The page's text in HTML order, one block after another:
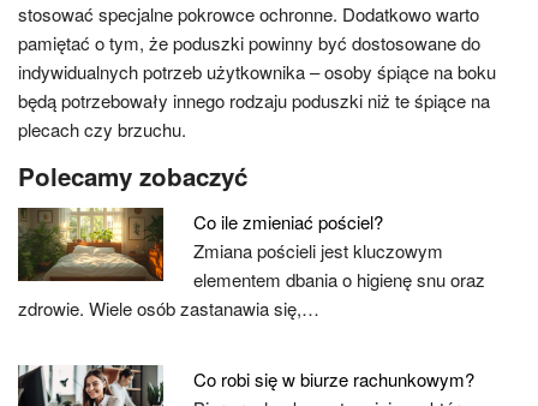
stosować specjalne pokrowce ochronne. Dodatkowo warto
pamiętać o tym, że poduszki powinny być dostosowane do
indywidualnych potrzeb użytkownika – osoby śpiące na boku
będą potrzebowały innego rodzaju poduszki niż te śpiące na
plecach czy brzuchu.
Polecamy zobaczyć
Co ile zmieniać pościel?
Zmiana pościeli jest kluczowym
elementem dbania o higienę snu oraz
zdrowie. Wiele osób zastanawia się,…
Co robi się w biurze rachunkowym?